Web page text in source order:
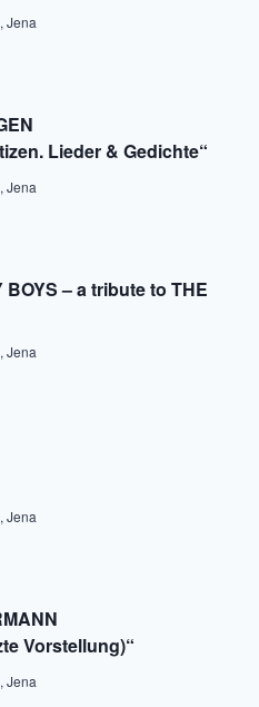
Jena
Lieder & Gedichte“
Jena
BOYS – a tribute to THE
Jena
Jena
Vorstellung)“
Jena